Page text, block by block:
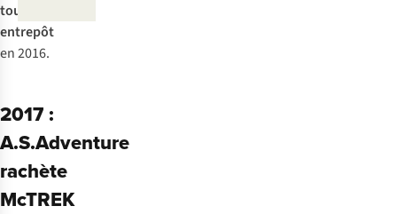
tout nouvel
entrepôt
en 2016.
2017 :
A.S.Adventure
rachète
McTREK